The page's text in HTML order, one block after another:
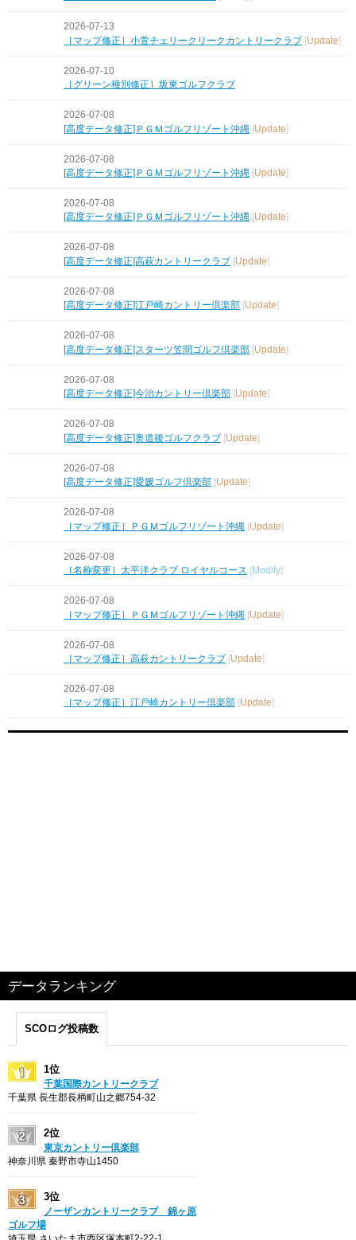
2026-07-13
［マップ修正］小萱チェリークリークカントリークラブ [Update]
2026-07-10
［グリーン種別修正］坂東ゴルフクラブ
2026-07-08
[高度データ修正]ＰＧＭゴルフリゾート沖縄 [Update]
2026-07-08
[高度データ修正]ＰＧＭゴルフリゾート沖縄 [Update]
2026-07-08
[高度データ修正]ＰＧＭゴルフリゾート沖縄 Update
2026-07-08
[高度データ修正]高萩カントリークラブ [Update]
2026-07-08
[高度データ修正]江戸崎カントリー倶楽部 Update
2026-07-08
[高度データ修正]スターツ笠間ゴルフ倶楽部 [Update]
2026-07-08
[高度データ修正]今治カントリー倶楽部 Update
2026-07-08
[高度データ修正]奥道後ゴルフクラブ [Update]
2026-07-08
[高度データ修正]愛媛ゴルフ倶楽部 Update
2026-07-08
［マップ修正］ＰＧＭゴルフリゾート沖縄 [Update]
2026-07-08
［名称変更］太平洋クラブ ロイヤルコース [Modify]
2026-07-08
［マップ修正］ＰＧＭゴルフリゾート沖縄 [Update]
2026-07-08
［マップ修正］高萩カントリークラブ [Update]
2026-07-08
［マップ修正］江戸崎カントリー倶楽部 Update
データランキング
SCOログ投稿数
1位
千葉国際カントリークラブ
千葉県 長生郡長柄町山之郷754-32
2位
東京カントリー倶楽部
神奈川県 秦野市寺山1450
3位
ノーザンカントリークラブ 錦ヶ原
ゴルフ場